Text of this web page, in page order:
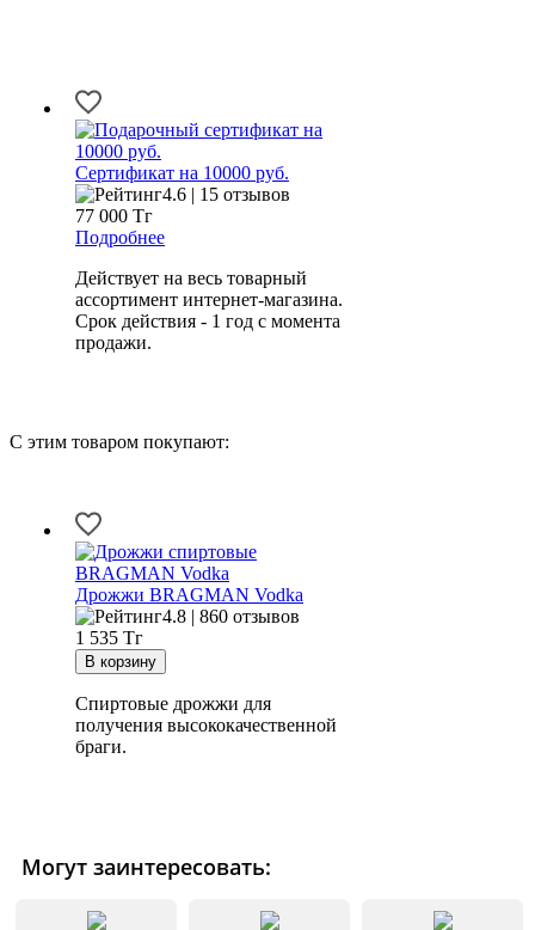
Сертификат на 10000 руб.
4.6 | 15 отзывов
77 000 Тг
Подробнее
Действует на весь товарный
ассортимент интернет-магазина.
Срок действия - 1 год с момента
продажи.
С этим товаром покупают:
Дрожжи BRAGMAN Vodka
4.8 | 860 отзывов
1 535 Тг
Спиртовые дрожжи для
получения высококачественной
браги.
Могут заинтересовать: